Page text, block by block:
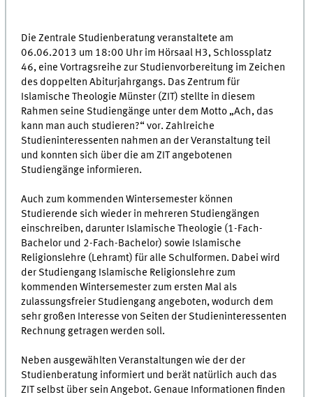
Die Zentrale Studienberatung veranstaltete am
06.06.2013 um 18:00 Uhr im Hörsaal H3, Schlossplatz
46, eine Vortragsreihe zur Studienvorbereitung im Zeichen
des doppelten Abiturjahrgangs. Das Zentrum für
Islamische Theologie Münster (ZIT) stellte in diesem
Rahmen seine Studiengänge unter dem Motto „Ach, das
kann man auch studieren?“ vor. Zahlreiche
Studieninteressenten nahmen an der Veranstaltung teil
und konnten sich über die am ZIT angebotenen
Studiengänge informieren.
Auch zum kommenden Wintersemester können
Studierende sich wieder in mehreren Studiengängen
einschreiben, darunter Islamische Theologie (1-Fach-
Bachelor und 2-Fach-Bachelor) sowie Islamische
Religionslehre (Lehramt) für alle Schulformen. Dabei wird
der Studiengang Islamische Religionslehre zum
kommenden Wintersemester zum ersten Mal als
zulassungsfreier Studiengang angeboten, wodurch dem
sehr großen Interesse von Seiten der Studieninteressenten
Rechnung getragen werden soll.
Neben ausgewählten Veranstaltungen wie der der
Studienberatung informiert und berät natürlich auch das
ZIT selbst über sein Angebot. Genaue Informationen finden